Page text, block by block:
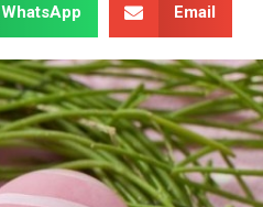
WhatsApp Email